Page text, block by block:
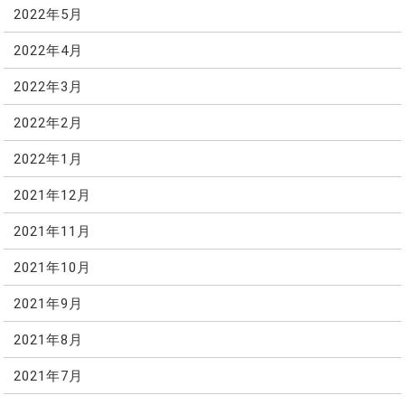
2022年5月
2022年4月
2022年3月
2022年2月
2022年1月
2021年12月
2021年11月
2021年10月
2021年9月
2021年8月
2021年7月